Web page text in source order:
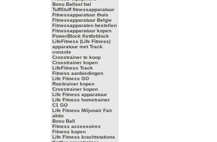
Bosu Ballast bal
TuffStuff fitnessapparatuur
Fitnessapparatuur thuis
Fitnessapparatuur Belgie
Fitnessapparaten bestellen
Fitnessapparatuur kopen
PowerBlock Kettleblock
LifeFitness (Life Fitness)
apparatuur met Track
console
Crosstrainer te koop
Crosstrainer kopen
LifeFitness Track
Fitness aanbiedingen
Life Fitness GO
Roeitrainer kopen
Crosstrainer kopen
Life Fitness apparatuur
Life Fitness hometrainer
C1 GO
Life Fitness Miljonair Fair
aktie
Bosu Ball
Fitness accessoires
Fitness kopen
Life Fitness krachtstations